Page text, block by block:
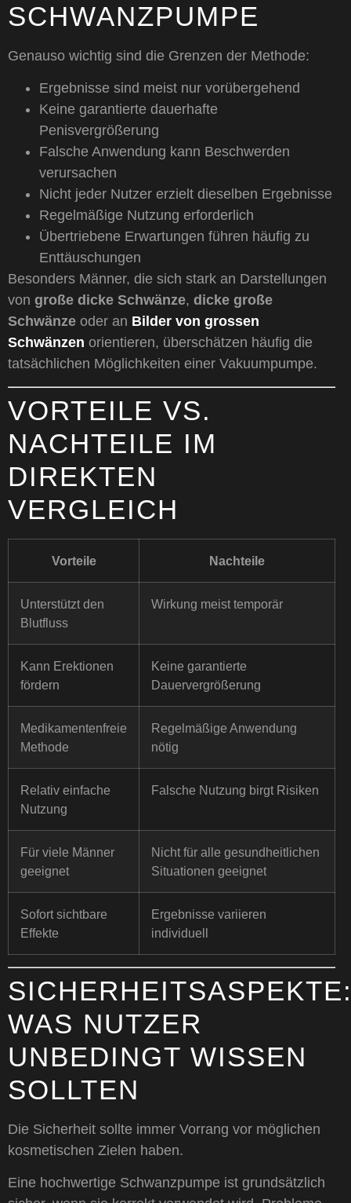
SCHWANZPUMPE
Genauso wichtig sind die Grenzen der Methode:
Ergebnisse sind meist nur vorübergehend
Keine garantierte dauerhafte
Penisvergrößerung
Falsche Anwendung kann Beschwerden
verursachen
Nicht jeder Nutzer erzielt dieselben Ergebnisse
Regelmäßige Nutzung erforderlich
Übertriebene Erwartungen führen häufig zu
Enttäuschungen
Besonders Männer, die sich stark an Darstellungen
von große dicke Schwänze, dicke große
Schwänze oder an Bilder von grossen
Schwänzen orientieren, überschätzen häufig die
tatsächlichen Möglichkeiten einer Vakuumpumpe.
VORTEILE VS.
NACHTEILE IM
DIREKTEN
VERGLEICH
Vorteile Nachteile
Unterstützt den
Blutfluss
Wirkung meist temporär
Kann Erektionen
fördern
Keine garantierte
Dauervergrößerung
Medikamentenfreie
Methode
Regelmäßige Anwendung
nötig
Relativ einfache
Nutzung
Falsche Nutzung birgt Risiken
Für viele Männer
geeignet
Nicht für alle gesundheitlichen
Situationen geeignet
Sofort sichtbare
Effekte
Ergebnisse variieren
individuell
WAS NUTZER
UNBEDINGT WISSEN
SOLLTEN
Die Sicherheit sollte immer Vorrang vor möglichen
kosmetischen Zielen haben.
Eine hochwertige Schwanzpumpe ist grundsätzlich